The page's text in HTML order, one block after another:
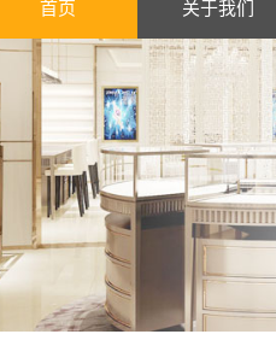
首页 关于我们